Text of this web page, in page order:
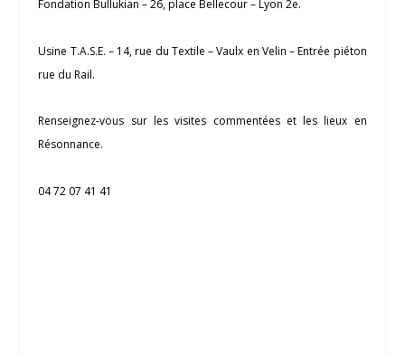
Fondation Bullukian – 26, place Bellecour – Lyon 2e.
Usine T.A.S.E. – 14, rue du Textile – Vaulx en Velin – Entrée piéton
rue du Rail.
Renseignez-vous sur les visites commentées et les lieux en
Résonnance.
04 72 07 41 41